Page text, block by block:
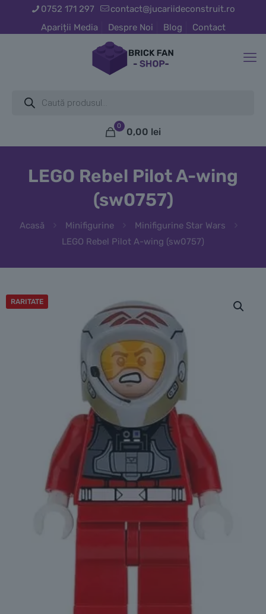
0752 171 297
contact@jucariideconstruit.ro
Apariții Media
Despre Noi Blog Contact
search
0
0,00 lei
LEGO Rebel Pilot A-wing
(sw0757)
Acasă Minifigurine
Minifigurine Star Wars
LEGO Rebel Pilot A-wing (sw0757)
RARITATE